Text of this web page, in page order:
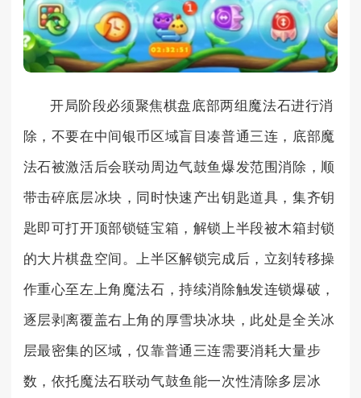
开局阶段必须聚焦棋盘底部两组魔法石进行消
除，不要在中间银币区域盲目凑普通三连，底部魔
法石被激活后会联动周边气鼓鱼爆发范围消除，顺
带击碎底层冰块，同时快速产出钥匙道具，集齐钥
匙即可打开顶部锁链宝箱，解锁上半段被木箱封锁
的大片棋盘空间。上半区解锁完成后，立刻转移操
作重心至左上角魔法石，持续消除触发连锁爆破，
逐层剥离覆盖右上角的厚雪块冰块，此处是全关冰
层最密集的区域，仅靠普通三连需要消耗大量步
数，依托魔法石联动气鼓鱼能一次性清除多层冰